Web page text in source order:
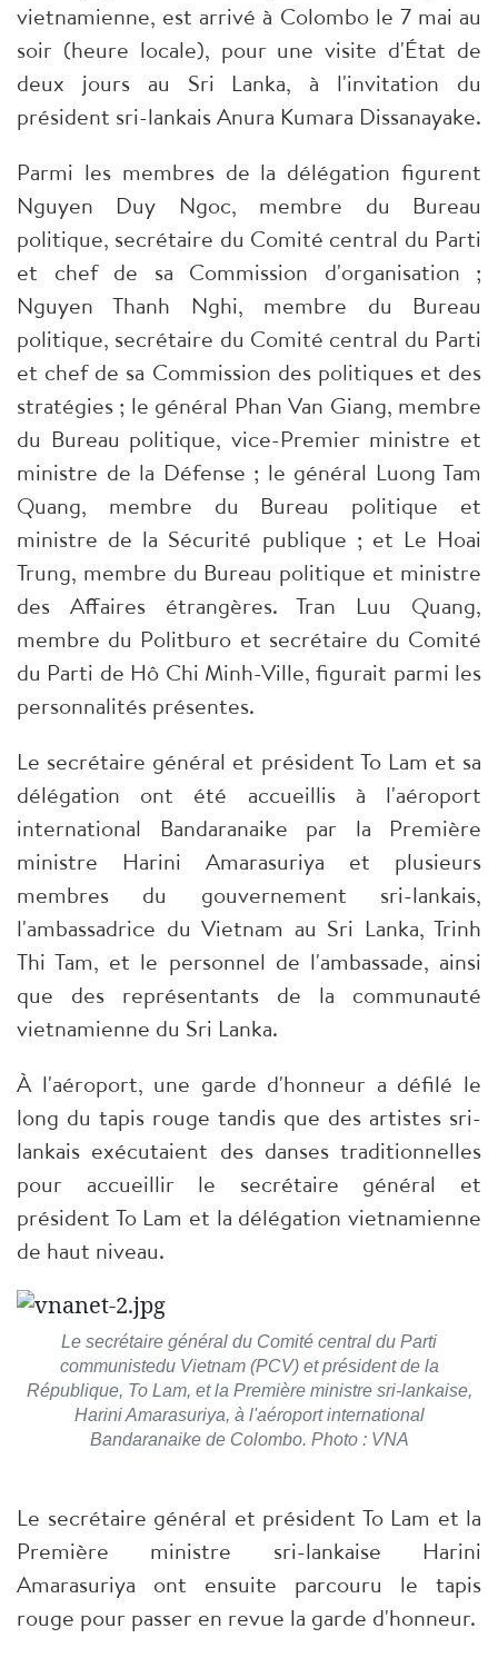
vietnamienne, est arrivé à Colombo le 7 mai au
soir (heure locale), pour une visite d'État de
deux jours au Sri Lanka, à l'invitation du
président sri-lankais Anura Kumara Dissanayake.
Parmi les membres de la délégation figurent
Nguyen Duy Ngoc, membre du Bureau
politique, secrétaire du Comité central du Parti
et chef de sa Commission d'organisation ;
Nguyen Thanh Nghi, membre du Bureau
politique, secrétaire du Comité central du Parti
et chef de sa Commission des politiques et des
stratégies ; le général Phan Van Giang, membre
du Bureau politique, vice-Premier ministre et
ministre de la Défense ; le général Luong Tam
Quang, membre du Bureau politique et
ministre de la Sécurité publique ; et Le Hoai
Trung, membre du Bureau politique et ministre
des Affaires étrangères. Tran Luu Quang,
membre du Politburo et secrétaire du Comité
du Parti de Hô Chi Minh-Ville, figurait parmi les
personnalités présentes.
Le secrétaire général et président To Lam et sa
délégation ont été accueillis à l'aéroport
international Bandaranaike par la Première
ministre Harini Amarasuriya et plusieurs
membres du gouvernement sri-lankais,
l'ambassadrice du Vietnam au Sri Lanka, Trinh
Thi Tam, et le personnel de l'ambassade, ainsi
que des représentants de la communauté
vietnamienne du Sri Lanka.
À l'aéroport, une garde d'honneur a défilé le
long du tapis rouge tandis que des artistes sri-
lankais exécutaient des danses traditionnelles
pour accueillir le secrétaire général et
président To Lam et la délégation vietnamienne
de haut niveau.
Le secrétaire général du Comité central du Parti
communistedu Vietnam (PCV) et président de la
République, To Lam, et la Première ministre sri-lankaise,
Harini Amarasuriya, à l'aéroport international
Bandaranaike de Colombo. Photo : VNA
Le secrétaire général et président To Lam et la
Première ministre sri-lankaise Harini
Amarasuriya ont ensuite parcouru le tapis
rouge pour passer en revue la garde d'honneur.